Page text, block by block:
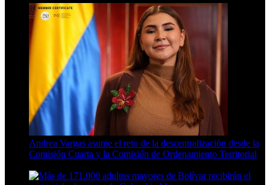
Andrea Vargas asume el reto de la descentralización desde la
Comisión Cuarta y la Comisión de Ordenamiento Territorial